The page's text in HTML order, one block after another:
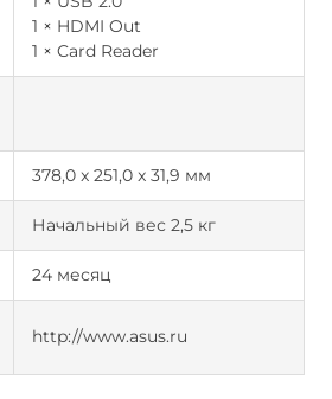
1 × HDMI Out
1 × Card Reader
378,0 x 251,0 x 31,9 мм
Начальный вес 2,5 кг
24 месяц
http://www.asus.ru